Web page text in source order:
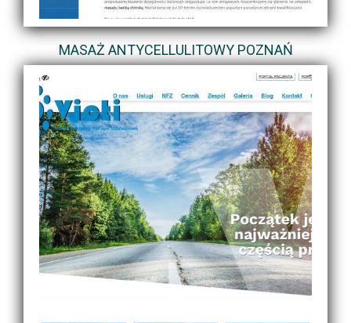
MASAŻ ANTYCELLULITOWY POZNAŃ